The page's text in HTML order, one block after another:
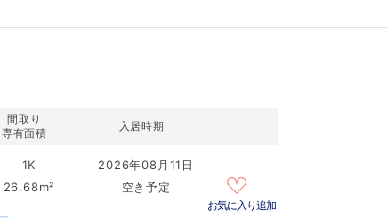
間取り
専有面積
入居時期
1K
26.68m²
2026年08月11日
空き予定
お気に入り追加